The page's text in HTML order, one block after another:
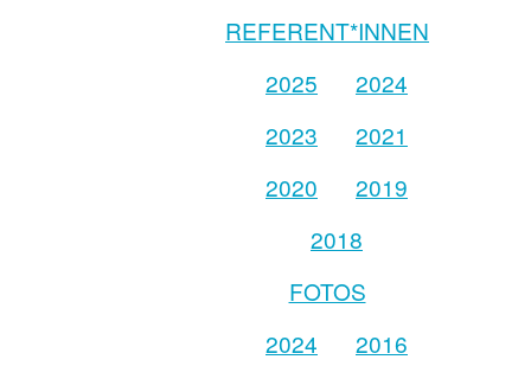
REFERENT*INNEN
2025
2024
2023
2021
2020
2019
2018
FOTOS
2024
2016